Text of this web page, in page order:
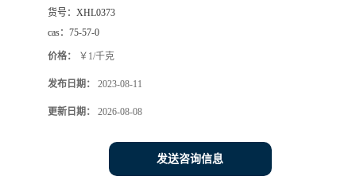
货号： XHL0373
cas： 75-57-0
价格： ￥1/千克
发布日期： 2023-08-11
更新日期： 2026-08-08
发送咨询信息